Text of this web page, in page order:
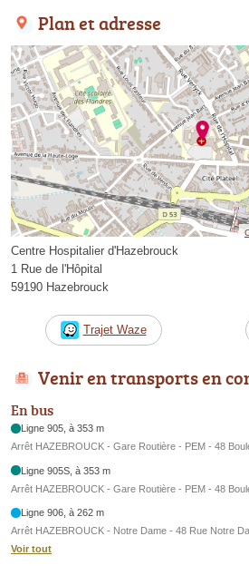
Plan et adresse
Centre Hospitalier d'Hazebrouck
1 Rue de l'Hôpital
59190 Hazebrouck
Trajet Waze
Venir en transports en
En bus
Ligne 905, à 353 m
Arrêt HAZEBROUCK - Gare Routière - PEM - 48
Ligne 905S, à 353 m
Arrêt HAZEBROUCK - Gare Routière - PEM - 48
Ligne 906, à 262 m
Arrêt HAZEBROUCK - Notre Dame - 48 Rue Notre
Voir tout